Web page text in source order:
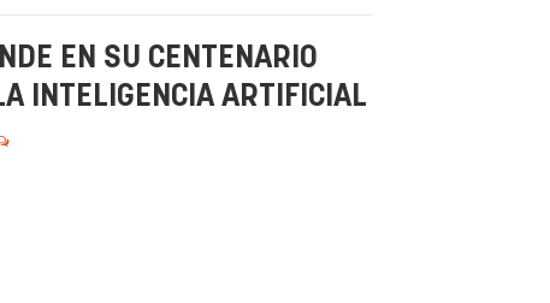
EN SU CENTENARIO
INTELIGENCIA ARTIFICIAL